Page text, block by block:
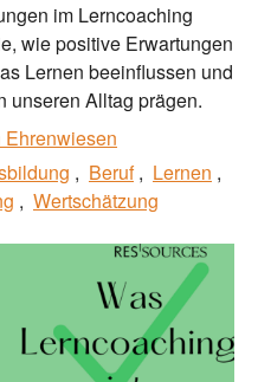
im Lerncoaching
wie positive Erwartungen
Lernen beeinflussen und
unseren Alltag prägen.
Beruf
Lernen
Wertschätzung